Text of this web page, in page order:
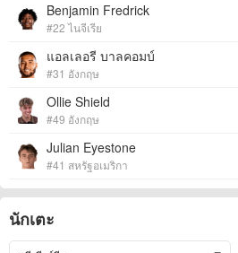
Benjamin Fredrick
#22 ไนจีเรีย
แอลเลอรี บาลคอมบ์
#31 อังกฤษ
Ollie Shield
#49 อังกฤษ
Julian Eyestone
#41 สหรัฐอเมริกา
นักเตะ